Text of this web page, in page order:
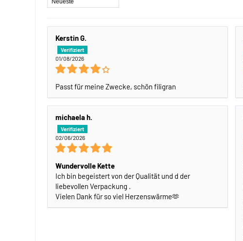
Kerstin G.
01/08/2026
Passt für meine Zwecke, schön filigran
michaela h.
02/06/2026
Wundervolle Kette
Ich bin begeistert von der Qualität und d der
liebevollen Verpackung .
Vielen Dank für so viel Herzenswärme🫶